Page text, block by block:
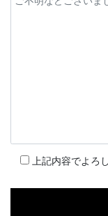
上記内容でよろ